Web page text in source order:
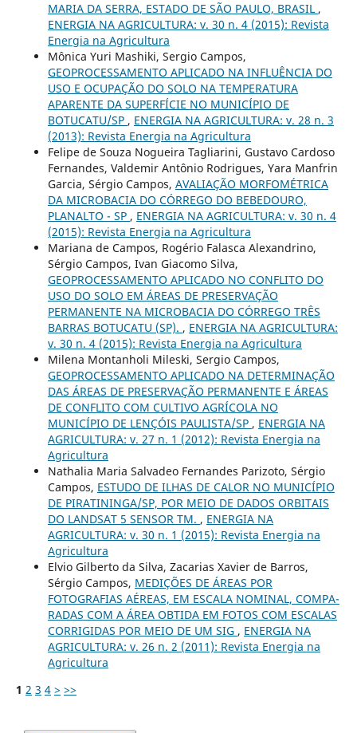
MARIA DA SERRA, ESTADO DE SÃO PAULO, BRASIL ,
ENERGIA NA AGRICULTURA: v. 30 n. 4 (2015): Revista
Energia na Agricultura
Mônica Yuri Mashiki, Sergio Campos,
GEOPROCESSAMENTO APLICADO NA INFLUÊNCIA DO
USO E OCUPAÇÃO DO SOLO NA TEMPERATURA
APARENTE DA SUPERFÍCIE NO MUNICÍPIO DE
BOTUCATU/SP , ENERGIA NA AGRICULTURA: v. 28 n. 3
(2013): Revista Energia na Agricultura
Felipe de Souza Nogueira Tagliarini, Gustavo Cardoso
Fernandes, Valdemir Antônio Rodrigues, Yara Manfrin
Garcia, Sérgio Campos, AVALIAÇÃO MORFOMÉTRICA
DA MICROBACIA DO CÓRREGO DO BEBEDOURO,
PLANALTO - SP , ENERGIA NA AGRICULTURA: v. 30 n. 4
(2015): Revista Energia na Agricultura
Mariana de Campos, Rogério Falasca Alexandrino,
Sérgio Campos, Ivan Giacomo Silva,
GEOPROCESSAMENTO APLICADO NO CONFLITO DO
USO DO SOLO EM ÁREAS DE PRESERVAÇÃO
PERMANENTE NA MICROBACIA DO CÓRREGO TRÊS
BARRAS BOTUCATU (SP). , ENERGIA NA AGRICULTURA:
v. 30 n. 4 (2015): Revista Energia na Agricultura
Milena Montanholi Mileski, Sergio Campos,
GEOPROCESSAMENTO APLICADO NA DETERMINAÇÃO
DAS ÁREAS DE PRESERVAÇÃO PERMANENTE E ÁREAS
DE CONFLITO COM CULTIVO AGRÍCOLA NO
MUNICÍPIO DE LENÇÓIS PAULISTA/SP , ENERGIA NA
AGRICULTURA: v. 27 n. 1 (2012): Revista Energia na
Agricultura
Nathalia Maria Salvadeo Fernandes Parizoto, Sérgio
Campos, ESTUDO DE ILHAS DE CALOR NO MUNICÍPIO
DE PIRATININGA/SP, POR MEIO DE DADOS ORBITAIS
DO LANDSAT 5 SENSOR TM. , ENERGIA NA
AGRICULTURA: v. 30 n. 1 (2015): Revista Energia na
Agricultura
Elvio Gilberto da Silva, Zacarias Xavier de Barros,
Sérgio Campos, MEDIÇÕES DE ÁREAS POR
FOTOGRAFIAS AÉREAS, EM ESCALA NOMINAL, COMPA-
RADAS COM A ÁREA OBTIDA EM FOTOS COM ESCALAS
CORRIGIDAS POR MEIO DE UM SIG , ENERGIA NA
AGRICULTURA: v. 26 n. 2 (2011): Revista Energia na
Agricultura
1 2 3 4 > >>